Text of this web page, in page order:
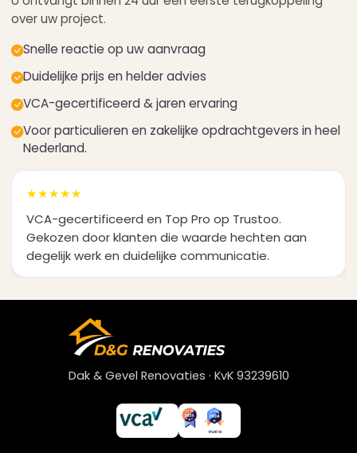
over uw project.
Snelle reactie op uw aanvraag
Duidelijke prijs en helder advies
VCA-gecertificeerd & jaren ervaring
Voor particulieren en zakelijke opdrachtgevers in heel
Nederland.
★★★★★
VCA-gecertificeerd en Top Pro op Trustoo.
Gekozen door klanten die waarde hechten aan
degelijk werk en duidelijke communicatie.
Dak & Gevel Renovaties · KvK 93239610